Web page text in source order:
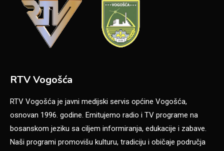
RTV Vogošća
RTV Vogošća je javni medijski servis općine Vogošća,
osnovan 1996. godine. Emitujemo radio i TV programe na
bosanskom jeziku sa ciljem informiranja, edukacije i zabave.
Naši programi promovišu kulturu, tradiciju i običaje područja